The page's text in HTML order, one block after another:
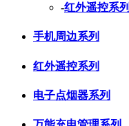
-红外遥控系列
手机周边系列
红外遥控系列
电子点烟器系列